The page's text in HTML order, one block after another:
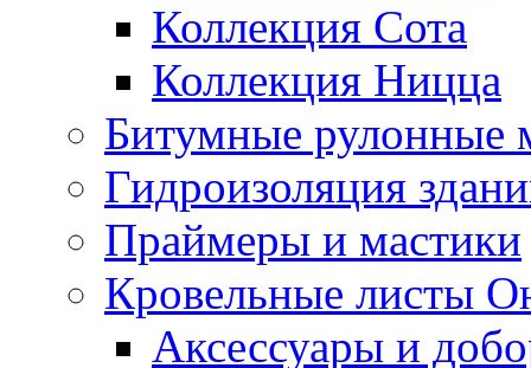
Коллекция Сота
Коллекция Ницца
Битумные рулонные
Гидроизоляция
Праймеры и мастики
Кровельные листы
Аксессуары и